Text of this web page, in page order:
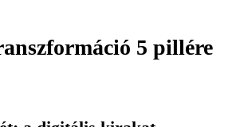
5 pillére